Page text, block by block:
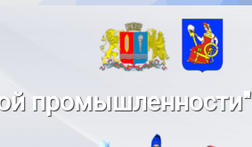
промышленности"